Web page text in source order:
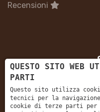
Recensioni
QUESTO SITO WEB
PARTI
Questo sito utilizza
tecnici per la
cookie di terze parti